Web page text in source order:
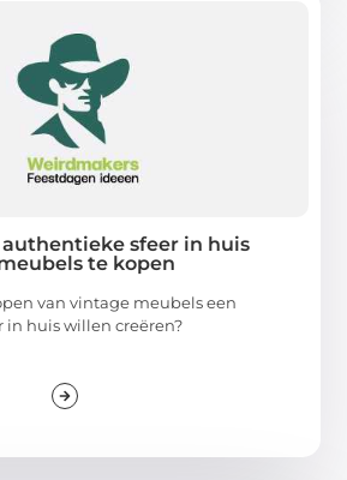
authentieke sfeer in huis
te kopen
van vintage meubels een
in huis willen creëren?